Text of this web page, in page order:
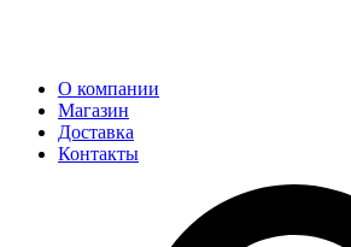
О компании
Магазин
Доставка
Контакты